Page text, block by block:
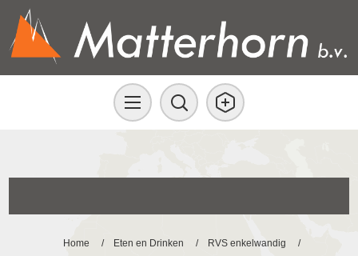
Home / Eten en Drinken / RVS enkelwandig /